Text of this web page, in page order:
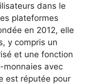
dans le
plateformes
en 2012, elle
y compris un
et une fonction
monnaies avec
est réputée pour